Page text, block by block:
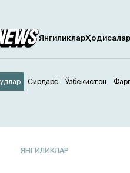
ЯнгиликларҲодисалар
Сирдарё Ўзбекистон
ЯНГИЛИКЛАР